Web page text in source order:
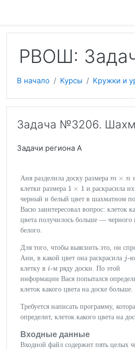
РВОШ:
В начало Курсы Кружки и
Задача №3206.
Задачи региона А
Аня разделила доску размера m × n
m×n
клетки размера 1 × 1
1 ×1
и раскрасила
черный и белый цвет в шахматном
Васю заинтересовал вопрос: клеток
цвета получилось больше — черного
белого.
Для того, чтобы выяснить это, он
Ани, в какой цвет она раскрасила j
j -ю
клетку в i
i-м ряду доски. По этой
информации Вася попытался
клеток какого цвета на доске больше.
Требуется написать программу,
определит, клеток какого цвета на
Входные данные
Входной файл содержит пять целых